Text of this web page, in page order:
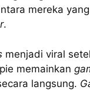
mereka
.
menjadi viral
memainkan
langsung.